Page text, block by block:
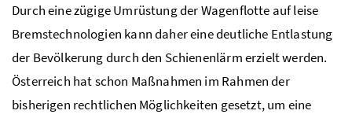
Durch eine zügige Umrüstung der Wagenflotte auf leise
Bremstechnologien kann daher eine deutliche Entlastung
der Bevölkerung durch den Schienenlärm erzielt werden.
Österreich hat schon Maßnahmen im Rahmen der
bisherigen rechtlichen Möglichkeiten gesetzt, um eine